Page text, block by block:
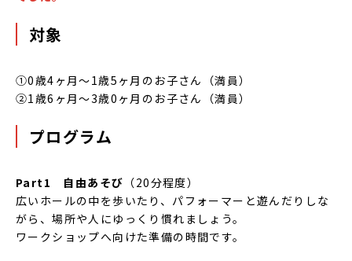
対象
①0歳4ヶ月～1歳5ヶ月のお子さん（満員）
②1歳6ヶ月～3歳0ヶ月のお子さん（満員）
プログラム
Part1 自由あそび （20分程度）
広いホールの中を歩いたり、パフォーマーと遊んだりしな
がら、場所や人にゆっくり慣れましょう。
ワークショップへ向けた準備の時間です。